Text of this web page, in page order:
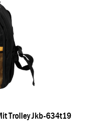
Trolley Jkb-634t19